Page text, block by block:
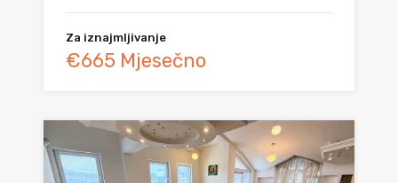
Za iznajmljivanje
€665 Mjesečno